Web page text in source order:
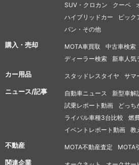
SUV・クロカン
クーペ
ハイブリッドカー
ピック
バン・その他
購入・売却 MOTA車買取 中古車検索
ディーラー検索
新車人気
カー用品 スタッドレスタイヤ サマ
ニュース/記事 自動車ニュース 新型車解
試乗レポート動画
どっち
ライバル車種3台比較
燃
イベントレポート動画
教
不動産 MOTA不動産査定 MOTA
関連企業